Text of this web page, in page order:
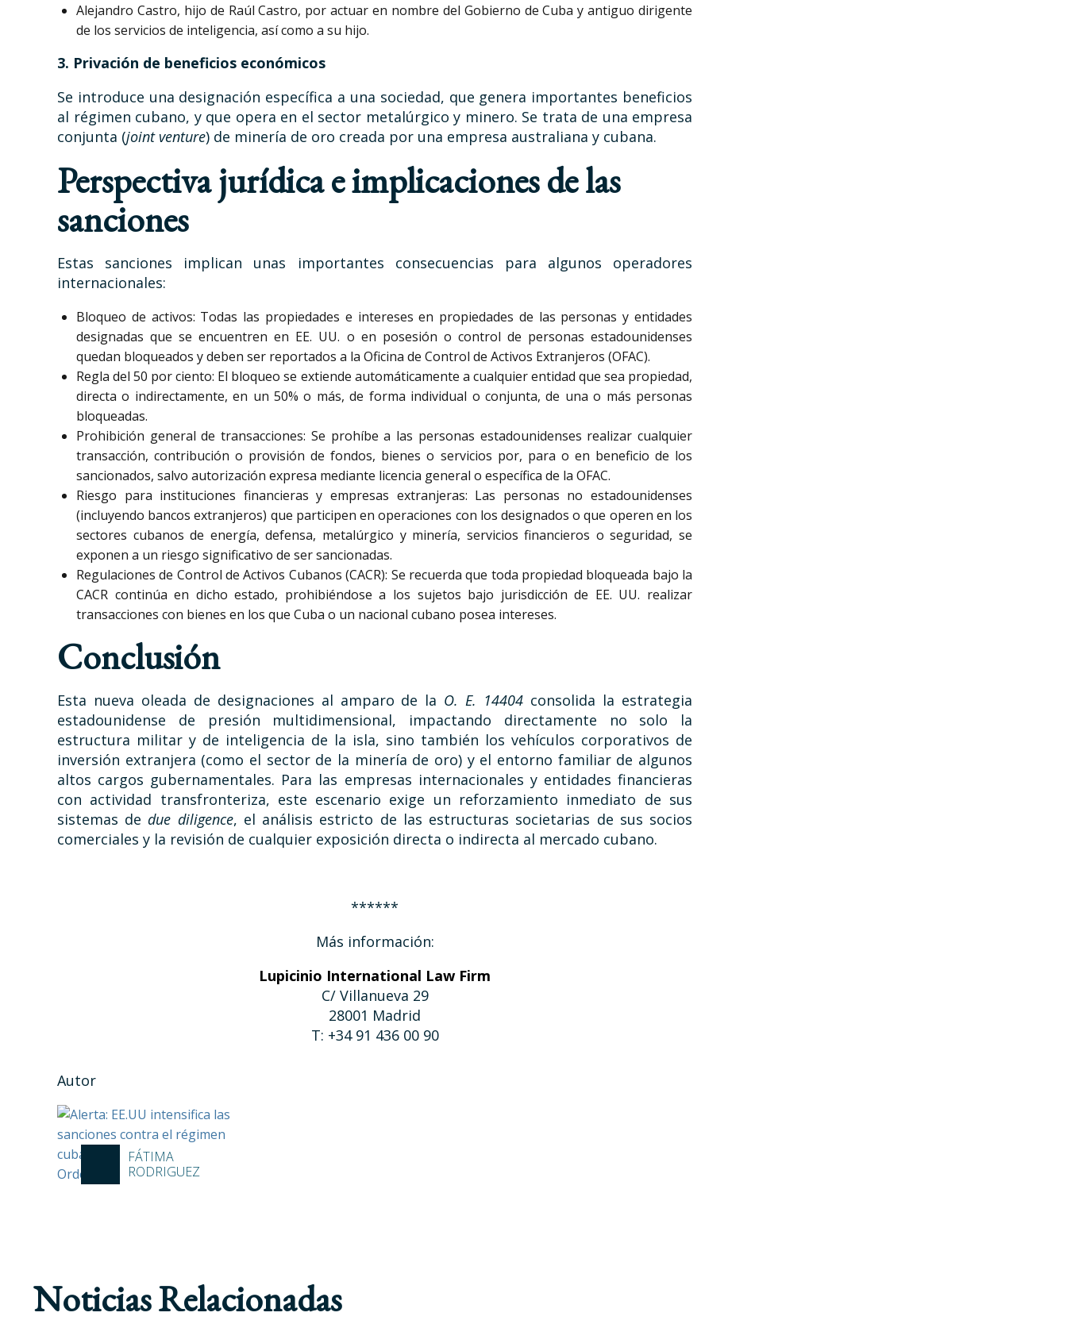
Alejandro Castro, hijo de Raúl Castro, por actuar en nombre del Gobierno de Cuba y antiguo dirigente
de los servicios de inteligencia, así como a su hijo.
3. Privación de beneficios económicos
Se introduce una designación específica a una sociedad, que genera importantes beneficios
al régimen cubano, y que opera en el sector metalúrgico y minero. Se trata de una empresa
conjunta (joint venture) de minería de oro creada por una empresa australiana y cubana.
Perspectiva jurídica e implicaciones de las
sanciones
Estas sanciones implican unas importantes consecuencias para algunos operadores
internacionales:
Bloqueo de activos: Todas las propiedades e intereses en propiedades de las personas y entidades
designadas que se encuentren en EE. UU. o en posesión o control de personas estadounidenses
quedan bloqueados y deben ser reportados a la Oficina de Control de Activos Extranjeros (OFAC).
Regla del 50 por ciento: El bloqueo se extiende automáticamente a cualquier entidad que sea propiedad,
directa o indirectamente, en un 50% o más, de forma individual o conjunta, de una o más personas
bloqueadas.
Prohibición general de transacciones: Se prohíbe a las personas estadounidenses realizar cualquier
transacción, contribución o provisión de fondos, bienes o servicios por, para o en beneficio de los
sancionados, salvo autorización expresa mediante licencia general o específica de la OFAC.
Riesgo para instituciones financieras y empresas extranjeras: Las personas no estadounidenses
(incluyendo bancos extranjeros) que participen en operaciones con los designados o que operen en los
sectores cubanos de energía, defensa, metalúrgico y minería, servicios financieros o seguridad, se
exponen a un riesgo significativo de ser sancionadas.
Regulaciones de Control de Activos Cubanos (CACR): Se recuerda que toda propiedad bloqueada bajo la
CACR continúa en dicho estado, prohibiéndose a los sujetos bajo jurisdicción de EE. UU. realizar
transacciones con bienes en los que Cuba o un nacional cubano posea intereses.
Conclusión
Esta nueva oleada de designaciones al amparo de la O. E. 14404 consolida la estrategia
estadounidense de presión multidimensional, impactando directamente no solo la
estructura militar y de inteligencia de la isla, sino también los vehículos corporativos de
inversión extranjera (como el sector de la minería de oro) y el entorno familiar de algunos
altos cargos gubernamentales. Para las empresas internacionales y entidades financieras
con actividad transfronteriza, este escenario exige un reforzamiento inmediato de sus
sistemas dedue diligence, el análisis estricto de las estructuras societarias de sus socios
comerciales y la revisión de cualquier exposición directa o indirecta al mercado cubano.
******
Más información:
Lupicinio International Law Firm
C/ Villanueva 29
28001 Madrid
T: +34 91 436 00 90
Autor
FÁTIMA
RODRIGUEZ
Noticias Relacionadas